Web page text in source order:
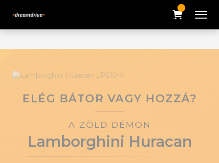
ELÉG BÁTOR VAGY HOZZÁ?
A KLASSZIKUS
Ferrari F12